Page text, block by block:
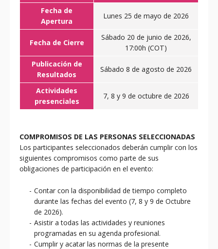
Fecha de
Apertura
Lunes 25 de mayo de 2026
Fecha de Cierre
Sábado 20 de junio de 2026,
17:00h (COT)
Publicación de
Resultados
Sábado 8 de agosto de 2026
Actividades
presenciales
7, 8 y 9 de octubre de 2026
COMPROMISOS DE LAS PERSONAS SELECCIONADAS
Los participantes seleccionados deberán cumplir con los
siguientes compromisos como parte de sus
obligaciones de participación en el evento:
Contar con la disponibilidad de tiempo completo
durante las fechas del evento (7, 8 y 9 de Octubre
de 2026).
Asistir a todas las actividades y reuniones
programadas en su agenda profesional.
Cumplir y acatar las normas de la presente